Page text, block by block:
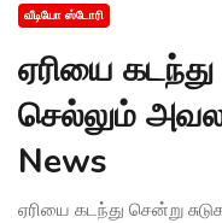
வீடியோ ஸ்டோரி
ஏரியை கடந்து
செல்லும்
News
ஏரியை கடந்து சென்று